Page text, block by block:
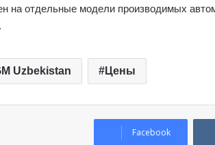
на отдельные модели производимых
Uzbekistan Цены
Facebook